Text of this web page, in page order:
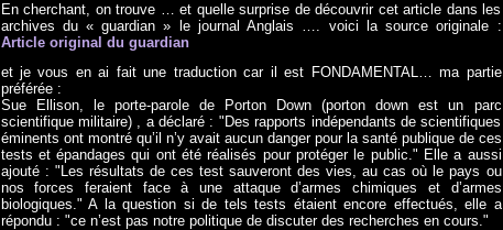
En cherchant, on trouve … et quelle surprise de découvrir cet article dans les
archives du « guardian » le journal Anglais …. voici la source originale :
Article original du guardian
et je vous en ai fait une traduction car il est FONDAMENTAL… ma partie
préférée :
Sue Ellison, le porte-parole de Porton Down (porton down est un parc
scientifique militaire) , a déclaré : "Des rapports indépendants de scientifiques
éminents ont montré qu’il n’y avait aucun danger pour la santé publique de ces
tests etépandages qui ont été réalisés pour protéger le public." Elle a aussi
ajouté : "Les résultats de ces test sauveront des vies, au cas où le pays ou
nos forces feraient face à une attaque d’armes chimiques et d’armes
biologiques." A la question si de tels tests étaient encore effectués, elle a
répondu : "ce n’est pas notre politique de discuter des recherches en cours."